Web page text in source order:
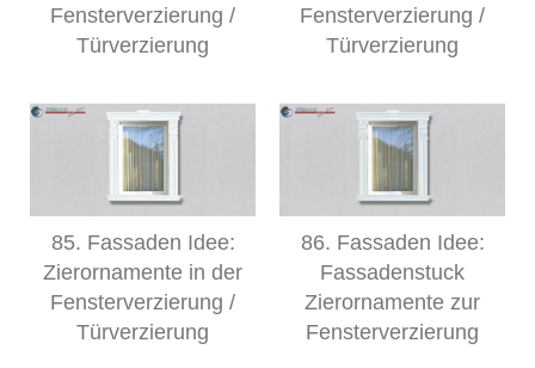
Fensterverzierung /
Türverzierung
Fensterverzierung /
Türverzierung
85. Fassaden Idee:
Zierornamente in der
Fensterverzierung /
Türverzierung
86. Fassaden Idee:
Fassadenstuck
Zierornamente zur
Fensterverzierung